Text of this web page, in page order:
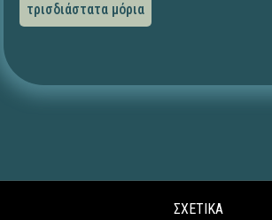
τρισδιάστατα μόρια
ΣΧΕΤΙΚΑ